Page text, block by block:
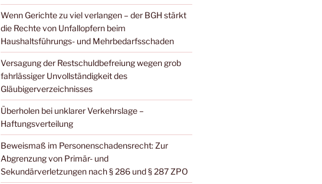
Wenn Gerichte zu viel verlangen – der BGH stärkt
die Rechte von Unfallopfern beim
Haushaltsführungs- und Mehrbedarfsschaden
Versagung der Restschuldbefreiung wegen grob
fahrlässiger Unvollständigkeit des
Gläubigerverzeichnisses
Überholen bei unklarer Verkehrslage –
Haftungsverteilung
Beweismaß im Personenschadensrecht: Zur
Abgrenzung von Primär- und
Sekundärverletzungen nach § 286 und § 287 ZPO